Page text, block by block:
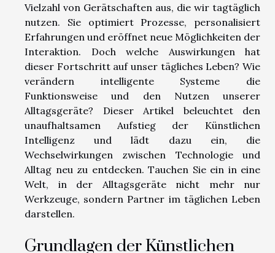
Vielzahl von Gerätschaften aus, die wir tagtäglich
nutzen. Sie optimiert Prozesse, personalisiert
Erfahrungen und eröffnet neue Möglichkeiten der
Interaktion. Doch welche Auswirkungen hat
dieser Fortschritt auf unser tägliches Leben? Wie
verändern intelligente Systeme die
Funktionsweise und den Nutzen unserer
Alltagsgeräte? Dieser Artikel beleuchtet den
unaufhaltsamen Aufstieg der Künstlichen
Intelligenz und lädt dazu ein, die
Wechselwirkungen zwischen Technologie und
Alltag neu zu entdecken. Tauchen Sie ein in eine
Welt, in der Alltagsgeräte nicht mehr nur
Werkzeuge, sondern Partner im täglichen Leben
darstellen.
Grundlagen der Künstlichen